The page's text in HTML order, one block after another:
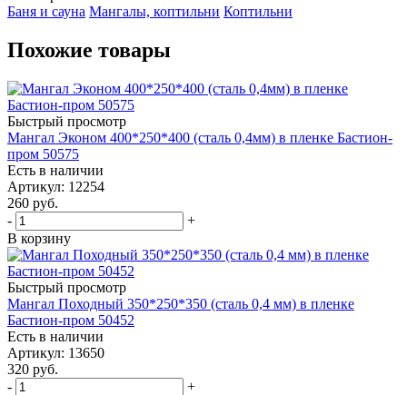
Баня и сауна Мангалы, коптильни Коптильни
Похожие товары
Быстрый просмотр
Мангал Эконом 400*250*400 (сталь 0,4мм) в пленке Бастион-
пром 50575
Есть в наличии
Артикул: 12254
260 руб.
-
+
В корзину
Быстрый просмотр
Мангал Походный 350*250*350 (сталь 0,4 мм) в пленке
Бастион-пром 50452
Есть в наличии
Артикул: 13650
320 руб.
-
+